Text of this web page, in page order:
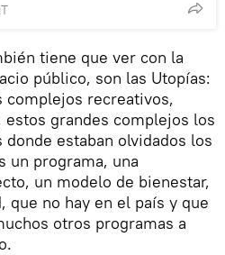
tiene que ver con la
público, son las Utopías:
complejos recreativos,
grandes complejos los
estaban olvidados los
un programa, una
un modelo de bienestar,
que no hay en el país y que
otros programas a